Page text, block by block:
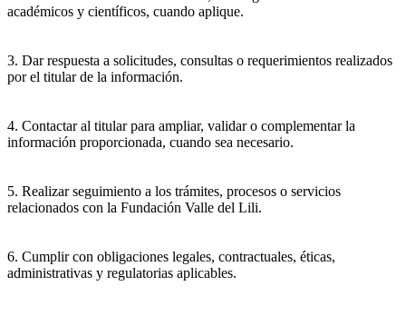
académicos y científicos, cuando aplique.
3. Dar respuesta a solicitudes, consultas o requerimientos realizados
por el titular de la información.
4. Contactar al titular para ampliar, validar o complementar la
información proporcionada, cuando sea necesario.
5. Realizar seguimiento a los trámites, procesos o servicios
relacionados con la Fundación Valle del Lili.
6. Cumplir con obligaciones legales, contractuales, éticas,
administrativas y regulatorias aplicables.